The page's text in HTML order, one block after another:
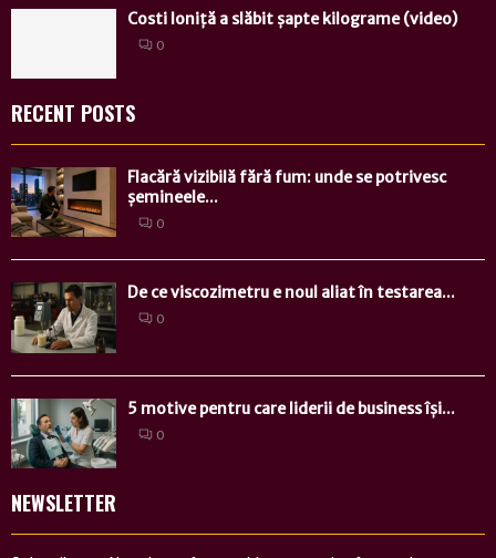
Costi Ioniță a slăbit șapte kilograme (video)
0
RECENT POSTS
Flacără vizibilă fără fum: unde se potrivesc
șemineele...
0
De ce viscozimetru e noul aliat în testarea...
0
5 motive pentru care liderii de business își...
0
NEWSLETTER